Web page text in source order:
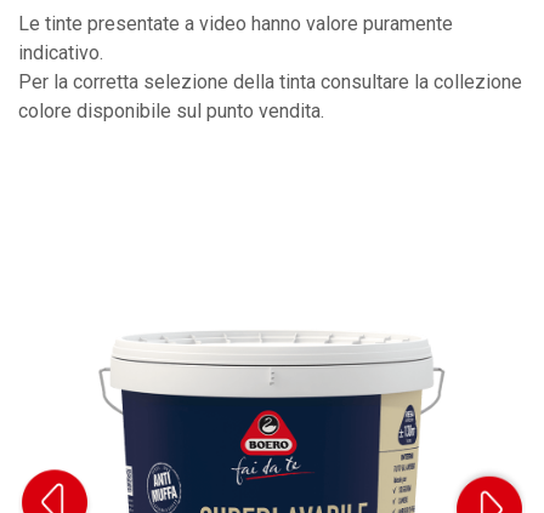
Le tinte presentate a video hanno valore puramente
indicativo.
Per la corretta selezione della tinta consultare la collezione
colore disponibile sul punto vendita.